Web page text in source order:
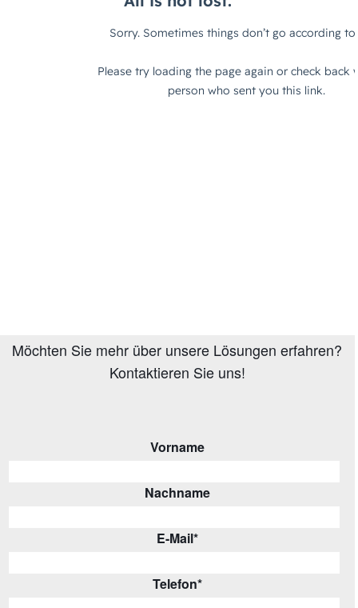
Möchten Sie mehr über unsere Lösungen erfahren?
Kontaktieren Sie uns!
Vorname
Nachname
E-Mail*
Telefon*